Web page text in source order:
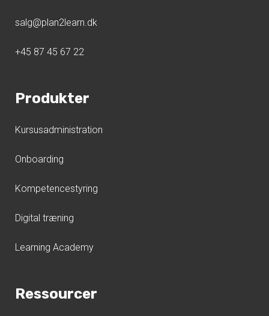
salg@plan2learn.dk
+45 87 45 67 22
Produkter
Kursusadministration
Onboarding
Kompetencestyring
Digital træning
Learning Academy
Ressourcer